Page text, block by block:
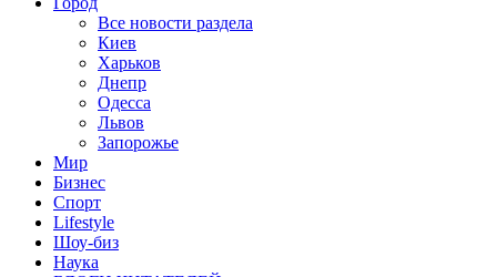
Все новости раздела
Киев
Харьков
Днепр
Одесса
Львов
Запорожье
Мир
Бизнес
Спорт
Lifestyle
Шоу-биз
Наука